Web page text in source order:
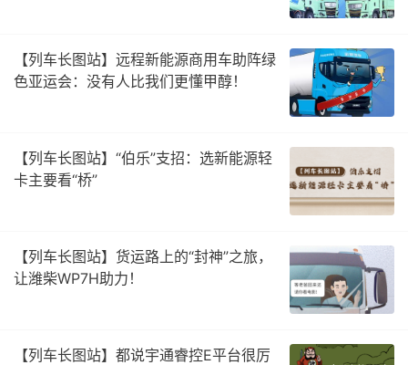
【列车长图站】远程新能源商用车助阵绿
色亚运会：没有人比我们更懂甲醇！
【列车长图站】“伯乐”支招：选新能源轻
卡主要看“桥”
【列车长图站】货运路上的“封神”之旅，
让潍柴WP7H助力！
【列车长图站】都说宇通睿控E平台很厉